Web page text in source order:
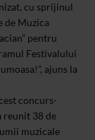
cu sprijinul
de Muzica
pentru
Festivalului
ajuns la
concurs-
reunit 38 de
muzicale